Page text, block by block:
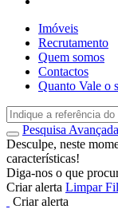
Imóveis
Recrutamento
Quem somos
Contactos
Quanto Vale o
Pesquisa Avançada
Desculpe, neste
características!
Diga-nos o que
Criar alerta Limpar
Criar alerta